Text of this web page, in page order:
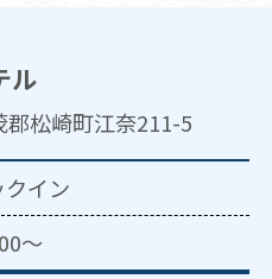
ル
松崎町江奈211-5
イン
～